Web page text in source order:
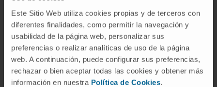
Este Sitio Web utiliza cookies propias y de terceros con
diferentes finalidades, como permitir la navegación y
usabilidad de la página web, personalizar sus
preferencias o realizar analíticas de uso de la página
web. A continuación, puede configurar sus preferencias,
rechazar o bien aceptar todas las cookies y obtener más
información en nuestra Política de Cookies.
recibimos desde fuera puede verse desde un
punto de vista positivo o negativo y que esto,
depende exlusivamente de cada persona. "Hay
quienes ante una realidad se amilanan y otros, que
ante la misma, se engrandecen".